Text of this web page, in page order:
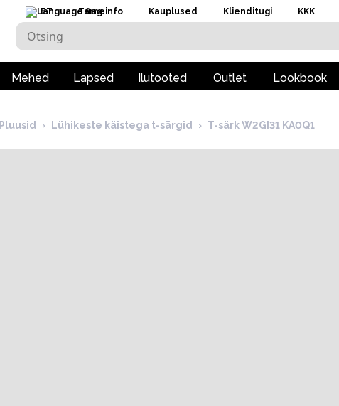
ET Tarneinfo Kauplused Klienditugi KKK
Mehed Lapsed Ilutooted Outlet Lookbook
Pluusid › Lühikeste käistega t-särgid › T-särk W2GI31 KA0Q1